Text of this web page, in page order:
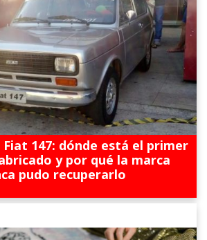
147: dónde está el primer
y por qué la marca
pudo recuperarlo